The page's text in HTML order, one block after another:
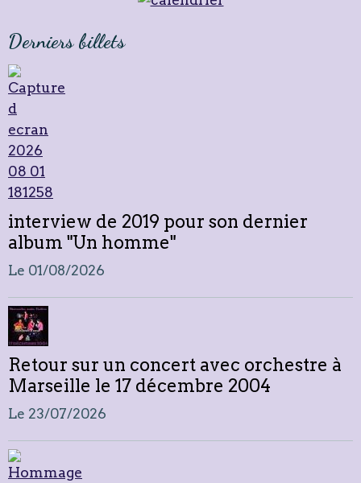
Derniers billets
interview de 2019 pour son dernier
album "Un homme"
Le 01/08/2026
Retour sur un concert avec orchestre à
Marseille le 17 décembre 2004
Le 23/07/2026